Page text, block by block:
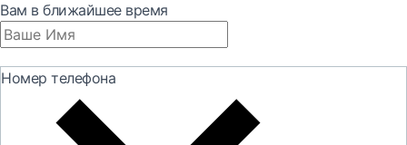
Вам в ближайшее время
Номер телефона